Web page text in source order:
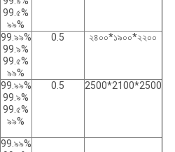
99.৫%
৯৯%
99.৯৯%
99.৯%
99.৫%
৯৯%
0.5 ২৪০০*১৯০০*২২০০
99.৯৯%
99.৯%
99.৫%
৯৯%
0.5 2500*2100*2500
99.৯৯%